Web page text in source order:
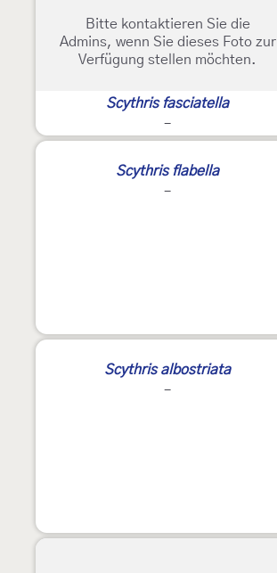
Bitte kontaktieren Sie die
Admins, wenn Sie dieses Foto zur
Verfügung stellen möchten.
Scythris fasciatella
-
Scythris flabella
-
Scythris albostriata
-